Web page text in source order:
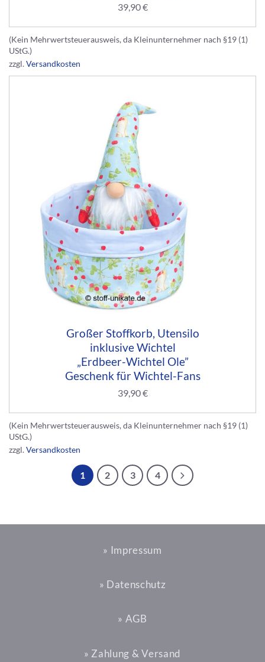
39,90€
(Kein Mehrwertsteuerausweis, da Kleinunternehmer nach §19 (1)
UStG.)
zzgl.Versandkosten
Großer Stoffkorb, Utensilo
inklusive Wichtel
„Erdbeer-Wichtel Ole”
Geschenk für Wichtel-Fans
39,90€
(Kein Mehrwertsteuerausweis, da Kleinunternehmer nach §19 (1)
UStG.)
zzgl.Versandkosten
1 2 3 4
» Impressum
» Datenschutz
» AGB
» Zahlung & Versand